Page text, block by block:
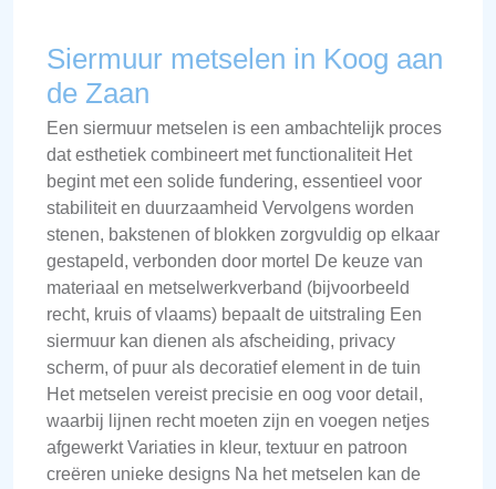
Siermuur metselen in Koog aan
de Zaan
Een siermuur metselen is een ambachtelijk proces
dat esthetiek combineert met functionaliteit Het
begint met een solide fundering, essentieel voor
stabiliteit en duurzaamheid Vervolgens worden
stenen, bakstenen of blokken zorgvuldig op elkaar
gestapeld, verbonden door mortel De keuze van
materiaal en metselwerkverband (bijvoorbeeld
recht, kruis of vlaams) bepaalt de uitstraling Een
siermuur kan dienen als afscheiding, privacy
scherm, of puur als decoratief element in de tuin
Het metselen vereist precisie en oog voor detail,
waarbij lijnen recht moeten zijn en voegen netjes
afgewerkt Variaties in kleur, textuur en patroon
creëren unieke designs Na het metselen kan de